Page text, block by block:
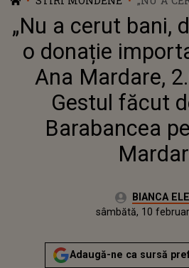
OFERIT
FĂCUT
PENTRU
„Nu a cerut bani,
o donație
Ana Mardare,
Gestul făcut
Barabancea
Autor:BIANCA
sâmbătă, 10 februarie 2024
Actualizat:
sâmbătă, 10
Adaugă-ne ca sursă